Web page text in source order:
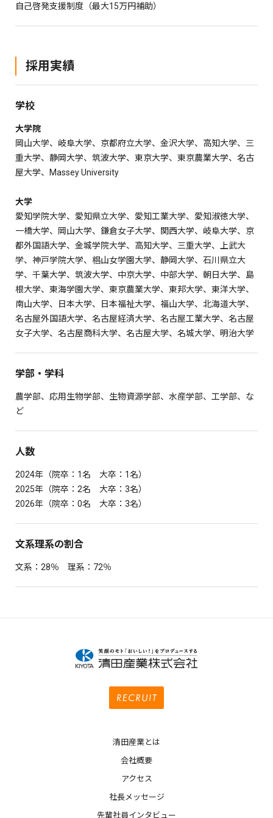
自己啓発支援制度（最大15万円補助）
採用実績
学校
大学院
岡山大学、岐阜大学、京都府立大学、金沢大学、高知大学、三
重大学、静岡大学、筑波大学、東京大学、東京農業大学、名古
屋大学、Massey University
大学
愛知学院大学、愛知県立大学、愛知工業大学、愛知淑徳大学、
一橋大学、岡山大学、鎌倉女子大学、関西大学、岐阜大学、京
都外国語大学、金城学院大学、高知大学、三重大学、上武大
学、神戸学院大学、椙山女学園大学、静岡大学、石川県立大
学、千葉大学、筑波大学、中京大学、中部大学、朝日大学、島
根大学、東海学園大学、東京農業大学、東邦大学、東洋大学、
南山大学、日本大学、日本福祉大学、福山大学、北海道大学、
名古屋外国語大学、名古屋経済大学、名古屋工業大学、名古屋
女子大学、名古屋商科大学、名古屋大学、名城大学、明治大学
学部・学科
農学部、応用生物学部、生物資源学部、水産学部、工学部、な
ど
人数
2024年（院卒：1名 大卒：1名）
2025年（院卒：2名 大卒：3名）
2026年（院卒：0名 大卒：3名）
文系理系の割合
文系：28％ 理系：72％
清田産業とは
会社概要
アクセス
社長メッセージ
先輩社員インタビュー